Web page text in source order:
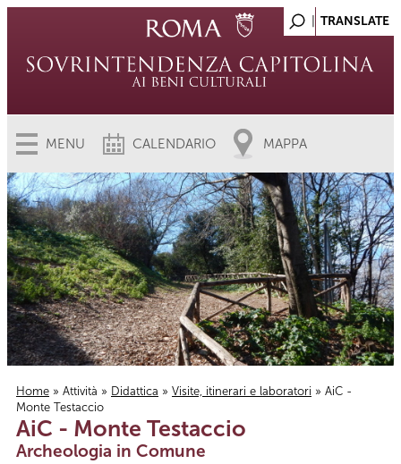
MENU CALENDARIO MAPPA
Tu sei qui
Home » Attività » Didattica » Visite, itinerari e laboratori » AiC -
Monte Testaccio
AiC - Monte Testaccio
Archeologia in Comune